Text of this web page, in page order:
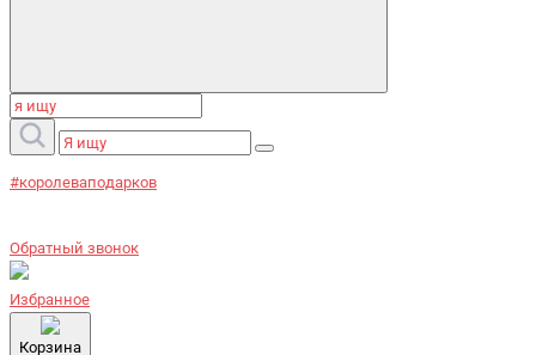
#королеваподарков
Обратный звонок
Избранное
Корзина